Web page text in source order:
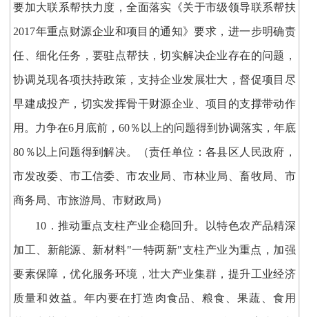
要加大联系帮扶力度，全面落实《关于市级领导联系帮扶
2017年重点财源企业和项目的通知》要求，进一步明确责
任、细化任务，要驻点帮扶，切实解决企业存在的问题，
协调兑现各项扶持政策，支持企业发展壮大，督促项目尽
早建成投产，切实发挥骨干财源企业、项目的支撑带动作
用。力争在6月底前，60％以上的问题得到协调落实，年底
80％以上问题得到解决。（责任单位：各县区人民政府，
市发改委、市工信委、市农业局、市林业局、畜牧局、市
商务局、市旅游局、市财政局）
10．推动重点支柱产业企稳回升。以特色农产品精深
加工、新能源、新材料"一特两新"支柱产业为重点，加强
要素保障，优化服务环境，壮大产业集群，提升工业经济
质量和效益。年内要在打造肉食品、粮食、果蔬、食用